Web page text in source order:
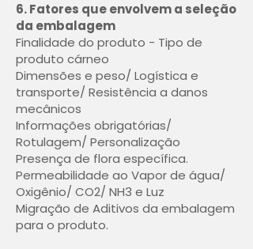
6. Fatores que envolvem a seleção
da embalagem
Finalidade do produto - Tipo de
produto cárneo
Dimensões e peso/ Logística e
transporte/ Resistência a danos
mecânicos
Informações obrigatórias/
Rotulagem/ Personalização
Presença de flora específica.
Permeabilidade ao Vapor de água/
Oxigênio/ CO2/ NH3 e Luz
Migração de Aditivos da embalagem
para o produto.